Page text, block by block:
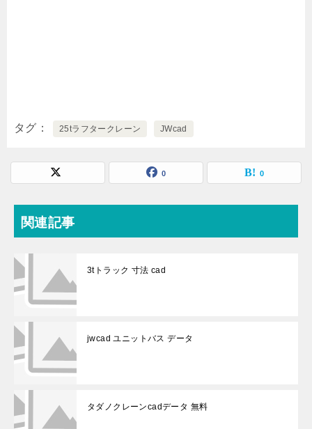
タグ 25tラフタークレーン JWcad
0 0
関連記事
3tトラック 寸法 cad
jwcad ユニットバス データ
タダノクレーンcadデータ 無料